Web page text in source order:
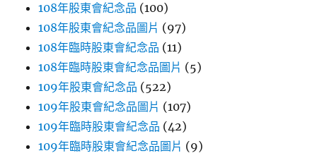
108年股東會紀念品 (100)
108年股東會紀念品圖片 (97)
108年臨時股東會紀念品 (11)
108年臨時股東會紀念品圖片 (5)
109年股東會紀念品 (522)
109年股東會紀念品圖片 (107)
109年臨時股東會紀念品 (42)
109年臨時股東會紀念品圖片 (9)